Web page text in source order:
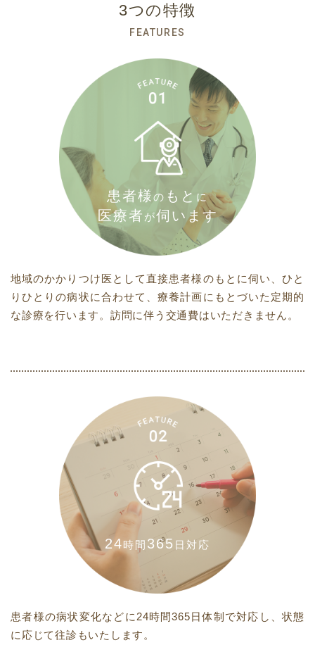
3つの特徴
FEATURES
患者様の もと に
医療者 が伺います
地域のかかりつけ医として直接患者様のもとに伺い、ひと
りひとりの病状に合わせて、療養計画にもとづいた定期的
な診療を行います。訪問に伴う交通費はいただきません。
24時間 365 日対応
患者様の病状変化などに24時間365日体制で対応し、状態
に応じて往診もいたします。